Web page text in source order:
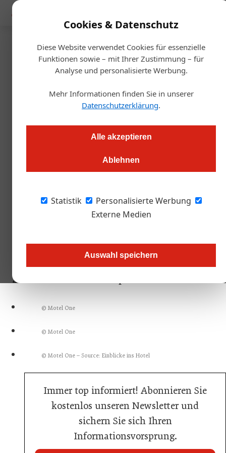
Cookies & Datenschutz
Diese Website verwendet Cookies für essenzielle
Funktionen sowie – mit Ihrer Zustimmung – für
Analyse und personalisierte Werbung.
Mehr Informationen finden Sie in unserer
Datenschutzerklärung.
Alle akzeptieren
Ablehnen
Statistik
Personalisierte Werbung
Externe Medien
Auswahl speichern
Startseite/Gastro & Hotel
Motel One: neues Haus in Graz
Redaktion.OEGZ 13.07.2022, 03:39 Uhr
Das erste Motel One der Steiermark hat eröffnet. Nach
zog nun das Motel One Graz am Jakominiplatz mitten im
Zentrum der Stadt ein.
Das neue Haus mit 160 Zimmern punktet vor
allem durch seine außergewöhnliche
Grazer Architekturbüro Hohensinn als auch
die Künstlerin DECASA verantwortlich. Die
Zimmer sind ab 89 Euro pro Nacht buchbar.
© Motel One
© Motel One
© Motel One – Source: Einblicke ins Hotel
Immer top informiert! Abonnieren Sie
kostenlos unseren Newsletter und
sichern Sie sich Ihren
Informationsvorsprung.